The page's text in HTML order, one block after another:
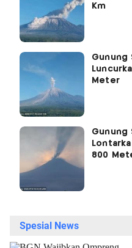
Km
Gunung
Meter
Gunung
800